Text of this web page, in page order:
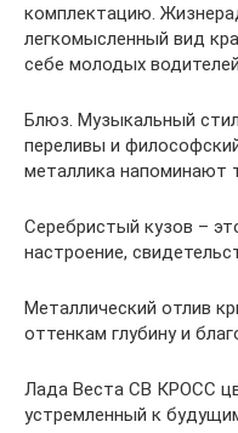
комплектацию.
легкомысленный вид
себе молодых
Блюз. Музыкальный
переливы и
металлика напоминают
Серебристый кузов –
настроение,
Металлический отлив
оттенкам глубину и
Лада Веста СВ КРОСС
устремленный к